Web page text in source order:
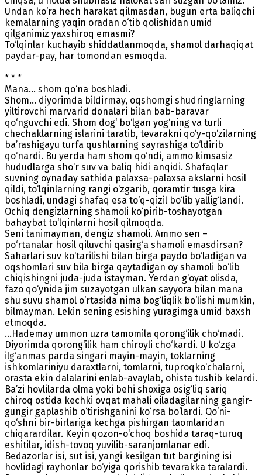
Undan ko‘ra hech harakat qilmasdan, bugun erta baliqchi
kemalarning yaqin oradan o‘tib qolishidan umid
qilganimiz yaxshiroq emasmi?
To‘lqinlar kuchayib shiddatlanmoqda, shamol darhaqiqat
paydar-pay, har tomondan esmoqda.
* * *
Mana… shom qo‘na boshladi.
Shom... diyorimda bildirmay, oqshomgi shudringlarning
yiltirovchi marvarid donalari bilan bab-baravar
qo‘nguvchi edi. Shom dog‘ bo‘lgan yog‘ning va turli
chechaklarning islarini taratib, tevarakni qo‘y-qo‘zilarning
ba’rashigayu turfa qushlarning sayrashiga to‘ldirib
qo‘nardi. Bu yerda ham shom qo‘ndi, ammo kimsasiz
hududlarga sho‘r suv va baliq hidi anqidi. Shafaqlar
suvning oynaday sathida palaxsa-palaxsa akslarni hosil
qildi, to‘lqinlarning rangi o‘zgarib, qoramtir tusga kira
boshladi, undagi shafaq esa to‘q-qizil bo‘lib yallig‘landi.
Ochiq dengizlarning shamoli ko‘pirib-toshayotgan
bahaybat to‘lqinlarni hosil qilmoqda.
Seni tanimayman, dengiz shamoli. Ammo sen –
po‘rtanalar hosil qiluvchi qasirg‘a shamoli emasdirsan?
Saharlari suv ko‘tarilishi bilan birga paydo bo‘ladigan va
oqshomlari suv bila birga qaytadigan oy shamoli bo‘lib
chiqishingni juda-juda istayman. Yerdan g‘oyat olisda,
fazo qo‘ynida jim suzayotgan ulkan sayyora bilan mana
shu suvu shamol o‘rtasida nima bog‘liqlik bo‘lishi mumkin,
bilmayman. Lekin sening esishing yuragimga umid baxsh
etmoqda.
...Hademay ummon uzra tamomila qorong‘ilik cho‘madi.
Diyorimda qorong‘ilik ham chiroyli cho‘kardi. U ko‘zga
ilg‘anmas parda singari mayin-mayin, toklarning
ishkomlariniyu daraxtlarni, tomlarni, tuproqko‘chalarni,
orasta ekin dalalarini enlab-avaylab, ohista tushib kelardi.
Ba’zi hovlilarda olma yoki behi shoxiga osig‘liq sariq
chiroq ostida kechki ovqat mahali oiladagilarning gangir-
gungir gaplashib o‘tirishganini ko‘rsa bo‘lardi. Qo‘ni-
qo‘shni bir-birlariga kechga pishirgan taomlaridan
chiqarardilar. Keyin qozon-o‘choq boshida taraq-turuq
eshitilar, idish-tovoq yuvilib-saranjomlanar edi.
Bedazorlar isi, sut isi, yangi kesilgan tut bargining isi
hovlidagi rayhonlar bo‘yiga qorishib tevarakka taralardi.